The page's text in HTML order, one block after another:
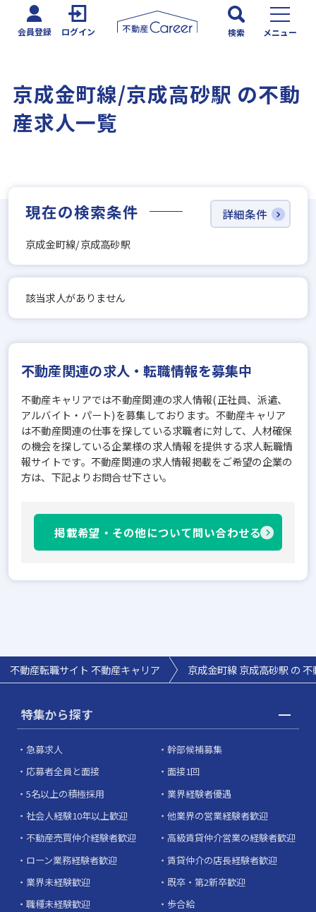
会員登録 ログイン 検索 メニュー
京成金町線/京成高砂駅 の不動
産求人一覧
現在の検索条件
京成金町線/京成高砂駅
詳細条件
該当求人がありません
不動産関連の求人・転職情報を募集中
不動産キャリアでは不動産関連の求人情報(正社員、派遣、
アルバイト・パート)を募集しております。不動産キャリア
は不動産関連の仕事を探している求職者に対して、人材確保
の機会を探している企業様の求人情報を提供する求人転職情
報サイトです。不動産関連の求人情報掲載をご希望の企業の
方は、下記よりお問合せ下さい。
掲載希望・その他について問い合わせる
不動産転職サイト 不動産キャリア 京成金町線 京成高砂駅 の
特集から探す
急募求人
幹部候補募集
応募者全員と面接
面接1回
5名以上の積極採用
業界経験者優遇
社会人経験10年以上歓迎
他業界の営業経験者歓迎
不動産売買仲介経験者歓迎
高級賃貸仲介営業の経験者歓迎
ローン業務経験者歓迎
賃貸仲介の店長経験者歓迎
業界未経験歓迎
既卒・第2新卒歓迎
職種未経験歓迎
歩合給